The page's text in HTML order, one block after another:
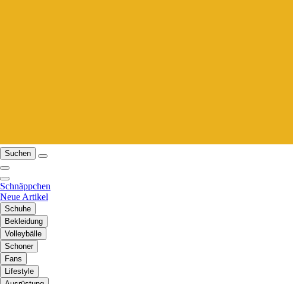
Suchen
Schnäppchen
Neue Artikel
Schuhe
Bekleidung
Volleybälle
Schoner
Fans
Lifestyle